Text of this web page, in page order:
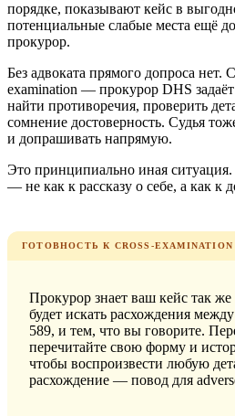
порядке, показывают кейс в
потенциальные слабые места ещё
прокурор.
Без адвоката прямого допроса нет.
examination — прокурор DHS
найти противоречия, проверить
сомнение достоверность. Судья
и допрашивать напрямую.
Это принципиально иная
— не как к рассказу о себе, а как к
ГОТОВНОСТЬ К CROSS-EXAMINATION
Прокурор знает ваш кейс так
будет искать расхождения
589, и тем, что вы говорите.
перечитайте свою форму и
чтобы воспроизвести любую
расхождение — повод для